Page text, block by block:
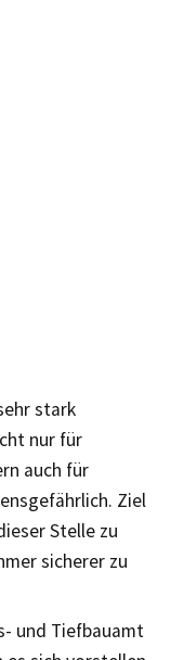
stark
nur für
auch für
Ziel
Stelle zu
sicherer zu
und Tiefbauamt